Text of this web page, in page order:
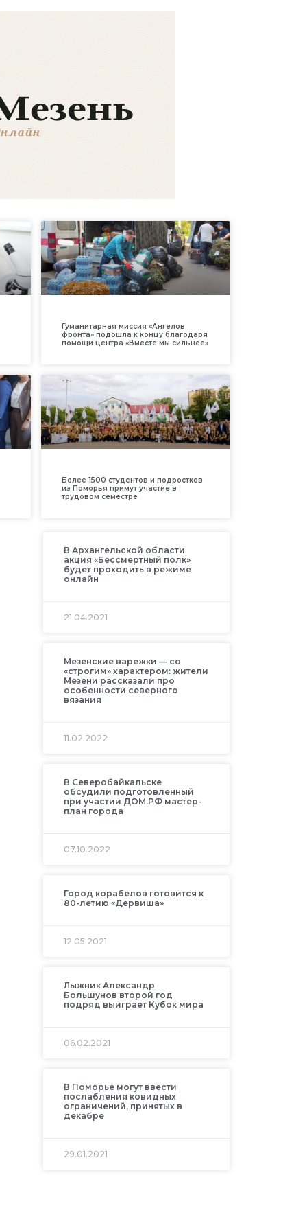
Гуманитарная миссия «Ангелов
фронта» подошла к концу благодаря
помощи центра «Вместе мы сильнее»
Более 1500 студентов и подростков
из Поморья примут участие в
трудовом семестре
В Архангельской области
акция «Бессмертный полк»
будет проходить в режиме
онлайн
21.04.2021
Мезенские варежки — со
«строгим» характером: жители
Мезени рассказали про
особенности северного
вязания
11.02.2022
В Северобайкальске
обсудили подготовленный
при участии ДОМ.РФ мастер-
план города
07.10.2022
Город корабелов готовится к
80-летию «Дервиша»
12.05.2021
Лыжник Александр
Большунов второй год
подряд выиграет Кубок мира
06.02.2021
В Поморье могут ввести
послабления ковидных
ограничений, принятых в
декабре
29.01.2021